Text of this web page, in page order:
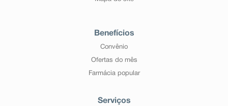
Benefícios
Convênio
Ofertas do mês
Farmácia popular
Serviços